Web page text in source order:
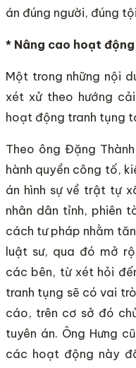
án đúng người, đúng
* Nâng cao hoạt
Một trong những nội
xét xử theo hướng
hoạt động tranh tụng
Theo ông Đặng
hành quyền công tố,
án hình sự về trật tự
nhân dân tỉnh, phiên
cách tư pháp nhằm
luật sư, qua đó mở
các bên, từ xét hỏi
tranh tụng sẽ có vai
cáo, trên cơ sở đó
tuyên án. Ông Hưng
các hoạt động này